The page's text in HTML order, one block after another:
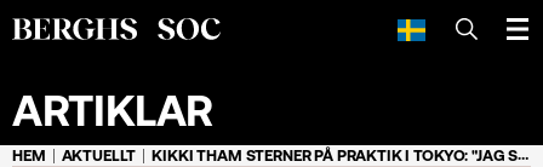
SÖK
ARTIKLAR
HEM AKTUELLT KIKKI THAM STERNER PÅ PRAKTIK I TOKYO: "JAG SKA KOMMA IN SOM EN KATALYSATOR"